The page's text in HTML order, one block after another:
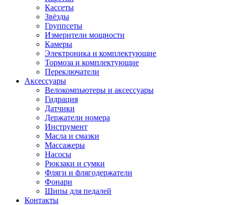
Кассеты
Звёзды
Группсеты
Измерители мощности
Камеры
Электроника и комплектующие
Тормоза и комплектующие
Переключатели
Аксессуары
Велокомпьютеры и аксессуары
Гидрация
Датчики
Держатели номера
Инструмент
Масла и смазки
Массажеры
Насосы
Рюкзаки и сумки
Фляги и флягодержатели
Фонари
Шипы для педалей
Контакты